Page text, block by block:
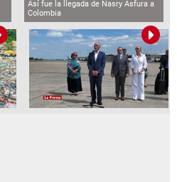
Así fue la llegada de Nasry Asfura a
Colombia